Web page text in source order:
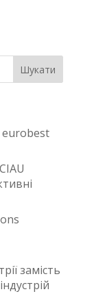
eurobest
замість